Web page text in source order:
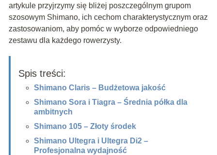
artykule przyjrzymy się bliżej poszczególnym grupom
szosowym Shimano, ich cechom charakterystycznym oraz
zastosowaniom, aby pomóc w wyborze odpowiedniego
zestawu dla każdego rowerzysty.
Spis treści:
Shimano Claris – Budżetowa jakość
Shimano Sora i Tiagra – Średnia półka dla
ambitnych
Shimano 105 – Złoty środek
Shimano Ultegra i Ultegra Di2 –
Profesjonalna wydajność